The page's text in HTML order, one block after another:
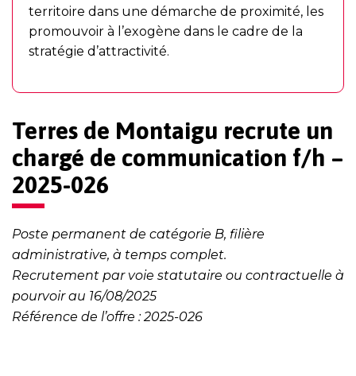
territoire dans une démarche de proximité, les
promouvoir à l’exogène dans le cadre de la
stratégie d’attractivité.
Terres de Montaigu recrute un
chargé de communication f/h –
2025-026
Poste permanent de catégorie B, filière
administrative, à temps complet.
Recrutement par voie statutaire ou contractuelle à
pourvoir au 16/08/2025
Référence de l’offre : 2025-026